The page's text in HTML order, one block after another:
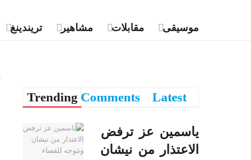
تريندينغ مشاهير مقابلات موسيقى
Trending Comments Latest
ياسمين عز ترفض
الاعتذار من نيشان